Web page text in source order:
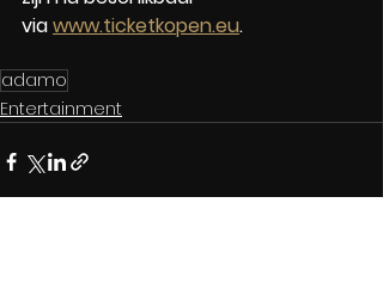
via www.ticketkopen.eu.
adamo
Entertainment